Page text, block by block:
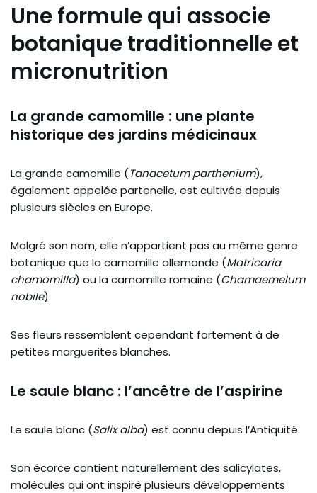
Une formule qui associe
botanique traditionnelle et
micronutrition
La grande camomille : une plante
historique des jardins médicinaux
La grande camomille (Tanacetum parthenium),
également appelée partenelle, est cultivée depuis
plusieurs siècles en Europe.
Malgré son nom, elle n’appartient pas au même genre
botanique que la camomille allemande (Matricaria
chamomilla) ou la camomille romaine (Chamaemelum
nobile).
Ses fleurs ressemblent cependant fortement à de
petites marguerites blanches.
Le saule blanc : l’ancêtre de l’aspirine
Le saule blanc (Salix alba) est connu depuis l’Antiquité.
Son écorce contient naturellement des salicylates,
molécules qui ont inspiré plusieurs développements